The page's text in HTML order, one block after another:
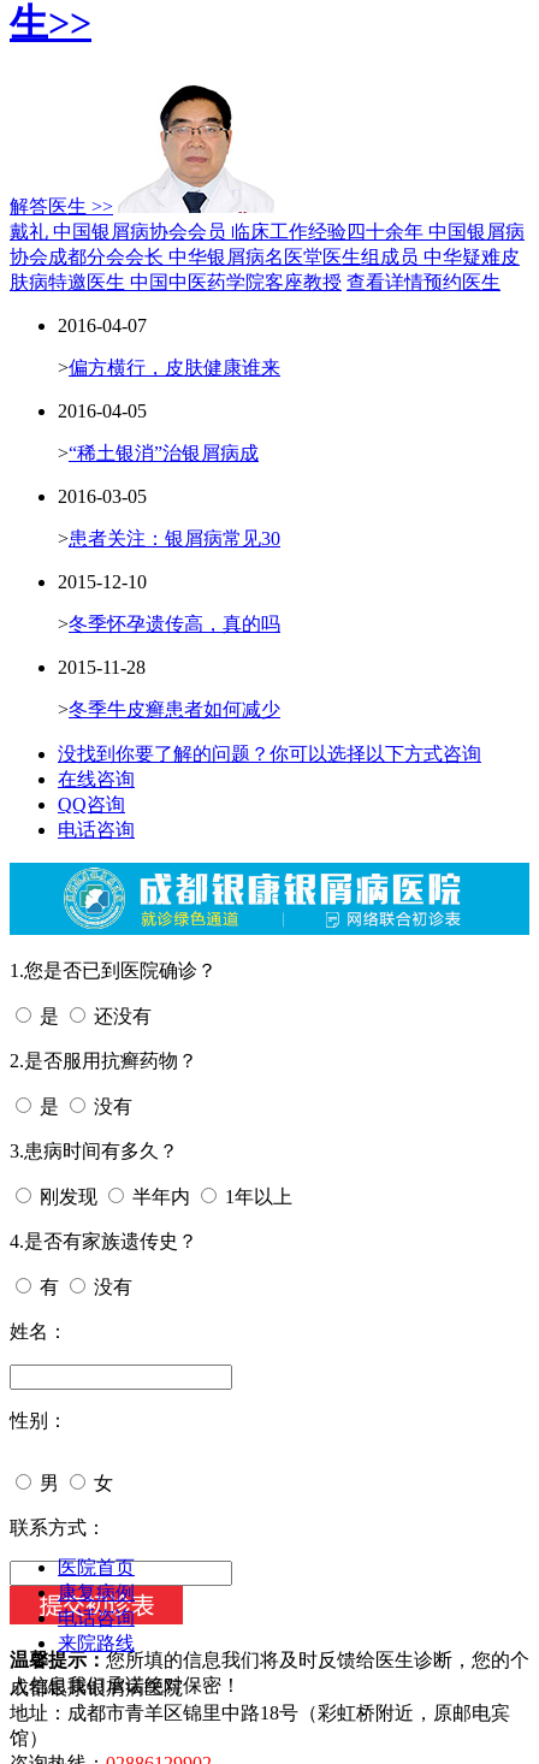
生>>
解答医生 >>
戴礼 中国银屑病协会会员 临床工作经验四十余年 中国银屑病
协会成都分会会长 中华银屑病名医堂医生组成员 中华疑难皮
肤病特邀医生 中国中医药学院客座教授 查看详情预约医生
2016-04-07
>偏方横行，皮肤健康谁来
2016-04-05
>“稀土银消”治银屑病成
2016-03-05
>患者关注：银屑病常见30
2015-12-10
>冬季怀孕遗传高，真的吗
2015-11-28
>冬季牛皮癣患者如何减少
没找到你要了解的问题？你可以选择以下方式咨询
在线咨询
QQ咨询
电话咨询
1.您是否已到医院确诊？
是 还没有
2.是否服用抗癣药物？
是 没有
3.患病时间有多久？
刚发现 半年内 1年以上
4.是否有家族遗传史？
有 没有
姓名：
性别：
男 女
今天日期：
联系方式：
温馨提示： 您所填的信息我们将及时反馈给医生诊断，您的个
人信息我们承诺绝对保密！
医院首页
康复病例
电话咨询
来院路线
成都银康银屑病医院
地址：成都市青羊区锦里中路18号（彩虹桥附近，原邮电宾
馆）